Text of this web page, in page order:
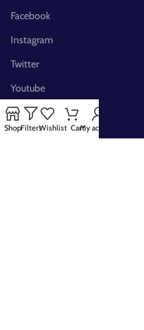
Facebook
Instagram
Twitter
Youtube
Pinterest
FB Group
ShopFiltersWishlist CartMy account